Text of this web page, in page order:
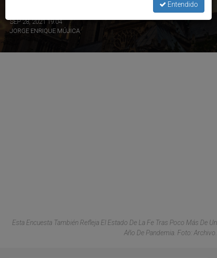
SEP 28, 2021 19:04
JORGE ENRIQUE MÚJICA
Esta Encuesta También Refleja El Estado De La Fe Tras Poco Más De Un
Año De Pandemia. Foto: Archivo.
Entendido